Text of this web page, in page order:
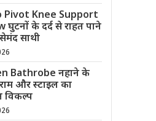
Pivot Knee Support
घुटनों के दर्द से राहत पाने
साथी
Bathrobe नहाने के
और स्टाइल का
विकल्प